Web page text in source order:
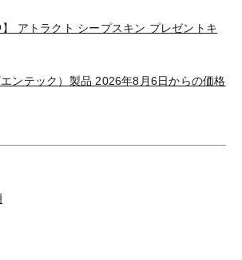
】 アトラクト シープスキン プレゼントキ
ンテック）製品 2026年8月6日からの価格